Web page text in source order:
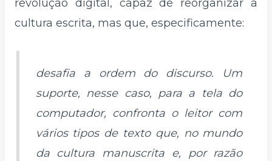
revolução digital, capaz de reorganizar a
cultura escrita, mas que, especificamente:
desafia a ordem do discurso. Um
suporte, nesse caso, para a tela do
computador, confronta o leitor com
vários tipos de texto que, no mundo
da cultura manuscrita e, por razão